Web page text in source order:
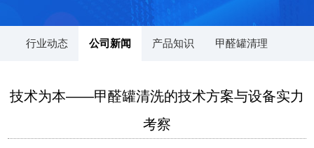
行业动态 公司新闻 产品知识 甲醛罐清理
技术为本——甲醛罐清洗的技术方案与设备实力
考察